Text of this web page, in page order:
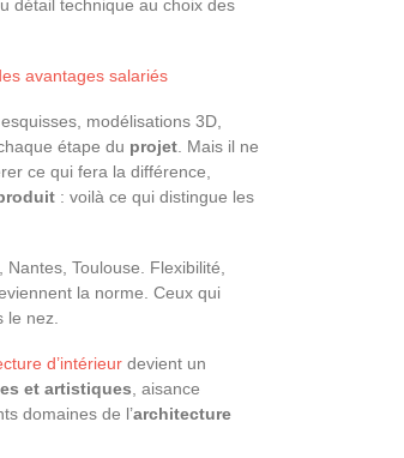
détail technique au choix des
avantages salariés
modélisations 3D,
étape du projet . Mais il ne
ce qui fera la différence,
: voilà ce qui distingue les
Toulouse. Flexibilité,
la norme. Ceux qui
nez.
d’intérieur devient un
et artistiques , aisance
domaines de l’architecture